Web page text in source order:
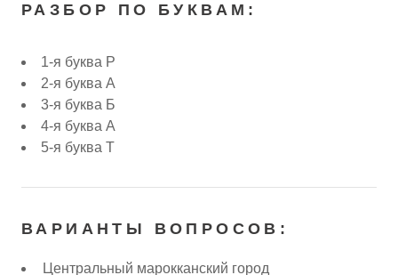
РАЗБОР ПО БУКВАМ:
1-я буква Р
2-я буква А
3-я буква Б
4-я буква А
5-я буква Т
ВАРИАНТЫ ВОПРОСОВ:
Центральный марокканский город